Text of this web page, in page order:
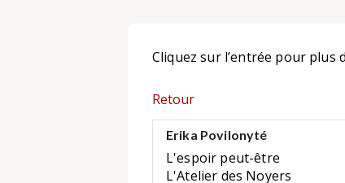
Cliquez sur l’entrée pour plus
Retour
Erika Povilonyté
L'espoir peut-être
L'Atelier des Noyers